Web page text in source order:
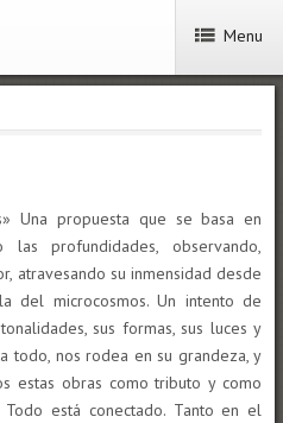
Menu
Una propuesta que se basa en
profundidades, observando,
atravesando su inmensidad desde
del microcosmos. Un intento de
sus formas, sus luces y
todo, nos rodea en su grandeza, y
estas obras como tributo y como
está conectado. Tanto en el